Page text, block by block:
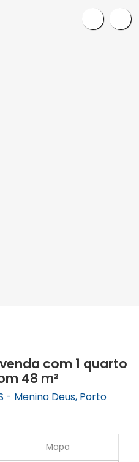
com 1 quarto
48 m²
- Menino Deus, Porto
Mapa